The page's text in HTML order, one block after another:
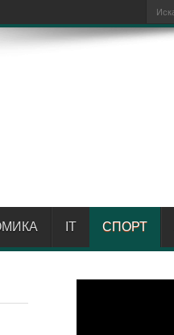
IT СПОРТ